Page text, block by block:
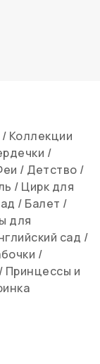
/ Коллекции
/
/ Детство /
/ Цирк для
/ Балет /
для
сад /
/
/ Принцессы и